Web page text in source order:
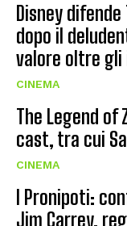
Disney
dopo il
valore oltre gli
CINEMA
The Legend
cast, tra cui
CINEMA
I Pronipoti:
Jim Carrey,